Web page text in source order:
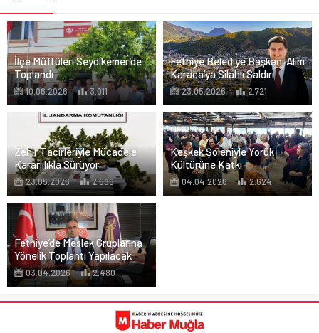
İlçe Müftüleri Seydikemer’de
Toplandı
10.06.2026 3.011
Fethiye Belediye Başkanı Alim
Karaca’ya Silahlı Saldırı
23.05.2026 2.721
Zehir Tacirleriyle Mücadele
Kararlılıkla Sürüyor
23.05.2026 2.686
Keşkek Şöleniyle Yörük
Kültürüne Katkı
04.04.2026 2.624
Fethiye’de Meslek Gruplarına
Yönelik Toplantı Yapılacak
03.04.2026 2.480